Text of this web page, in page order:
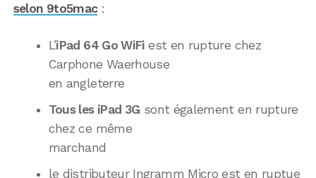
selon 9to5mac:
L’iPad 64 Go WiFiest en rupture chez
Carphone Waerhouse
en angleterre
Tous les iPad 3G sont également en rupture
chez ce même
marchand
le distributeur Ingramm Micro est en ruptue